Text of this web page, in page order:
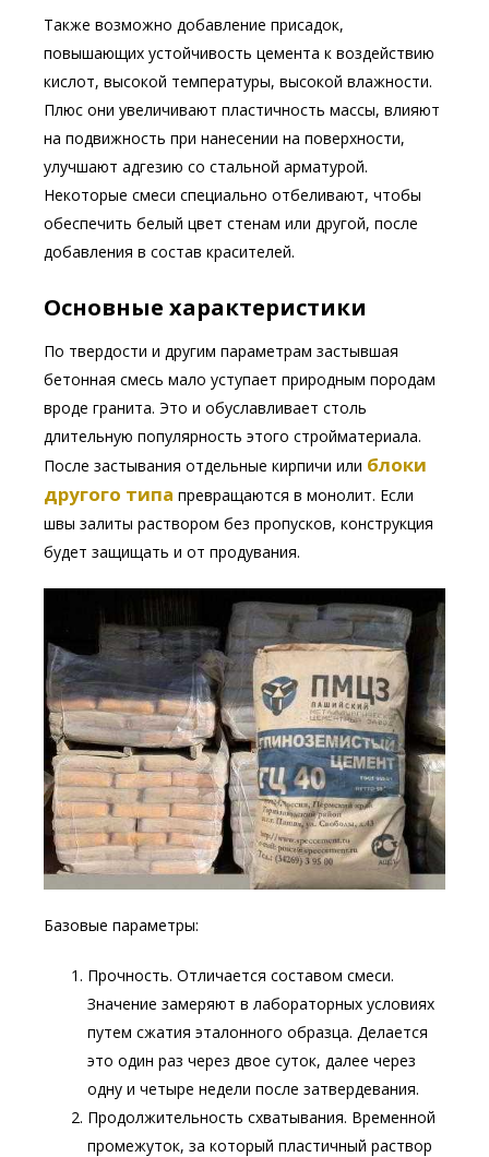
Также возможно добавление присадок,
повышающих устойчивость цемента к воздействию
кислот, высокой температуры, высокой влажности.
Плюс они увеличивают пластичность массы, влияют
на подвижность при нанесении на поверхности,
улучшают адгезию со стальной арматурой.
Некоторые смеси специально отбеливают, чтобы
обеспечить белый цвет стенам или другой, после
добавления в состав красителей.
Основные характеристики
По твердости и другим параметрам застывшая
бетонная смесь мало уступает природным породам
вроде гранита. Это и обуславливает столь
длительную популярность этого стройматериала.
После застывания отдельные кирпичи или блоки
другого типа превращаются в монолит. Если
швы залиты раствором без пропусков, конструкция
будет защищать и от продувания.
Базовые параметры:
Прочность. Отличается составом смеси.
Значение замеряют в лабораторных условиях
путем сжатия эталонного образца. Делается
это один раз через двое суток, далее через
одну и четыре недели после затвердевания.
Продолжительность схватывания. Временной
промежуток, за который пластичный раствор